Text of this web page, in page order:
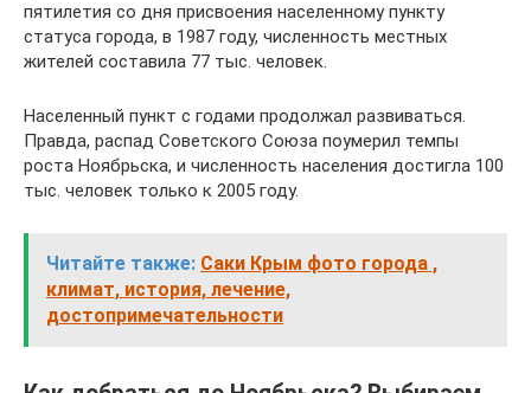
пятилетия со дня присвоения населенному пункту
статуса города, в 1987 году, численность местных
жителей составила 77 тыс. человек.
Населенный пункт с годами продолжал развиваться.
Правда, распад Советского Союза поумерил темпы
роста Ноябрьска, и численность населения достигла 100
тыс. человек только к 2005 году.
Читайте также: Саки Крым фото города ,
климат, история, лечение,
достопримечательности